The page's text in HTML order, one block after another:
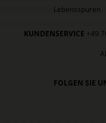
Lebensspuren
KUNDENSERVICE +49
FOLGEN SIE